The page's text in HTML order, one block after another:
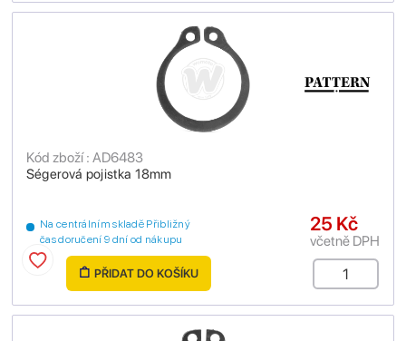
Ségerová pojistka 18mm
Kód zboží : AD6483
Na centrálním skladě Přibližný
čas doručení 9 dní od nákupu
25 Kč
včetně DPH
PŘIDAT DO KOŠÍKU